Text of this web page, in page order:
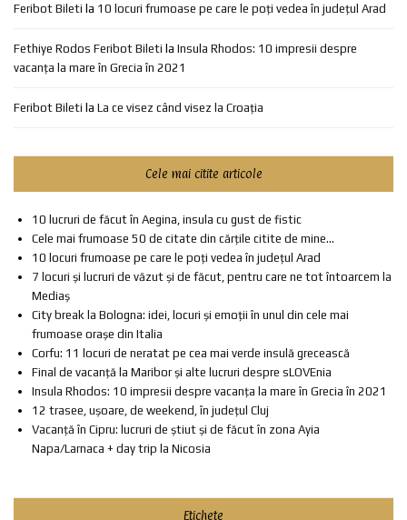
Feribot Bileti la 10 locuri frumoase pe care le poți vedea în județul Arad
Fethiye Rodos Feribot Bileti la Insula Rhodos: 10 impresii despre
vacanța la mare în Grecia în 2021
Feribot Bileti la La ce visez când visez la Croația
Cele mai citite articole
10 lucruri de făcut în Aegina, insula cu gust de fistic
Cele mai frumoase 50 de citate din cărțile citite de mine...
10 locuri frumoase pe care le poți vedea în județul Arad
7 locuri și lucruri de văzut și de făcut, pentru care ne tot întoarcem la
Mediaș
City break la Bologna: idei, locuri și emoții în unul din cele mai
frumoase orașe din Italia
Corfu: 11 locuri de neratat pe cea mai verde insulă grecească
Final de vacanță la Maribor și alte lucruri despre sLOVEnia
Insula Rhodos: 10 impresii despre vacanța la mare în Grecia în 2021
12 trasee, ușoare, de weekend, în județul Cluj
Vacanță în Cipru: lucruri de știut și de făcut în zona Ayia
Napa/Larnaca + day trip la Nicosia
Etichete